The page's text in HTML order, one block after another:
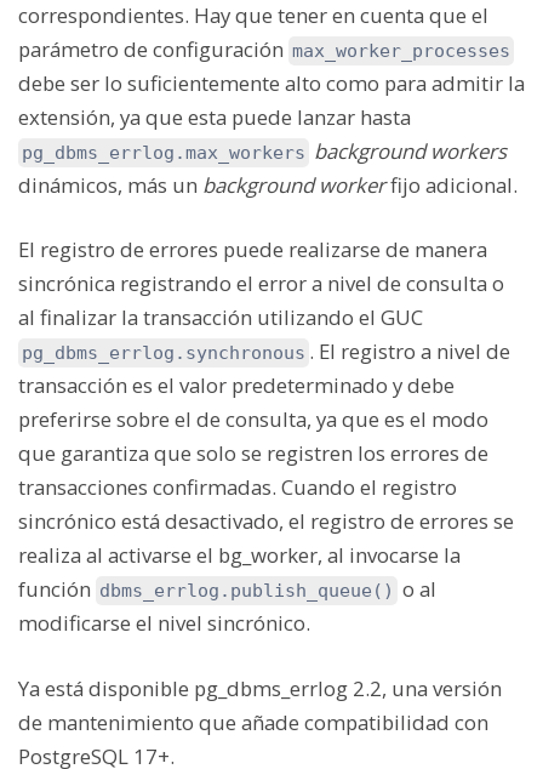
correspondientes. Hay que tener en cuenta que el
parámetro de configuración max_worker_processes
debe ser lo suficientemente alto como para admitir la
extensión, ya que esta puede lanzar hasta
pg_dbms_errlog.max_workers background workers
dinámicos, más un background workerfijo adicional.
El registro de errores puede realizarse de manera
sincrónica registrando el error a nivel de consulta o
al finalizar la transacción utilizando el GUC
pg_dbms_errlog.synchronous . El registro a nivel de
transacción es el valor predeterminado y debe
preferirse sobre el de consulta, ya que es el modo
que garantiza que solo se registren los errores de
transacciones confirmadas. Cuando el registro
sincrónico está desactivado, el registro de errores se
realiza al activarse el bg_worker, al invocarse la
función dbms_errlog.publish_queue() o al
modificarse el nivel sincrónico.
Ya está disponible pg_dbms_errlog 2.2, una versión
de mantenimiento que añade compatibilidad con
PostgreSQL 17+.